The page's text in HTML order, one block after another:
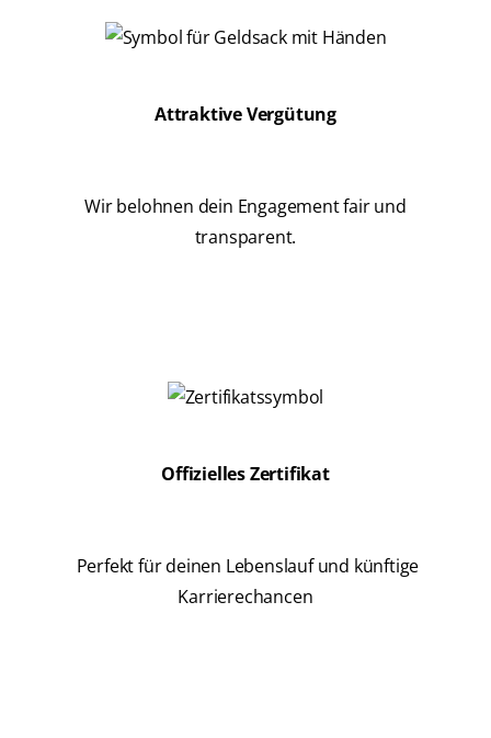
PROFIL AKTUALISIEREN
Attraktive Vergütung
Wir belohnen dein Engagement fair und
transparent.
Offizielles Zertifikat
Perfekt für deinen Lebenslauf und künftige
Karrierechancen